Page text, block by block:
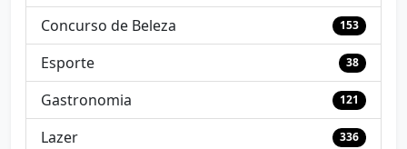
Concurso de Beleza 153
Esporte 38
Gastronomia 121
Lazer 336